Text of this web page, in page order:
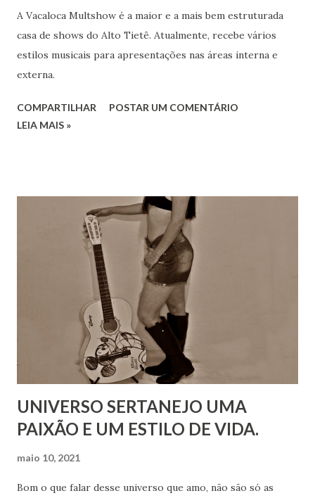
A Vacaloca Multshow é a maior e a mais bem estruturada
casa de shows do Alto Tietê. Atualmente, recebe vários
estilos musicais para apresentações nas áreas interna e
externa.
COMPARTILHAR
POSTAR UM COMENTÁRIO
LEIA MAIS »
UNIVERSO SERTANEJO UMA
PAIXÃO E UM ESTILO DE VIDA.
maio 10, 2021
Bom o que falar desse universo que amo, não são só as